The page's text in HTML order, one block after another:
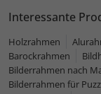
Interessante
Holzrahmen
Barockrahmen
Bilderrahmen nach
Bilderrahmen für